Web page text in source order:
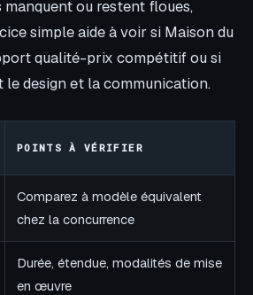
ou restent floues,
simple aide à voir si Maison du
qualité-prix compétitif ou si
design et la communication.
POINTS À VÉRIFIER
Comparez à modèle équivalent
chez la concurrence
Durée, étendue, modalités de mise
en œuvre